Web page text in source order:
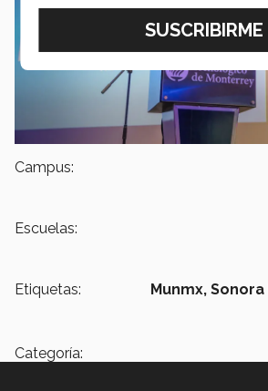
Campus:
Escuelas:
Etiquetas: Munmx,
Categoría: